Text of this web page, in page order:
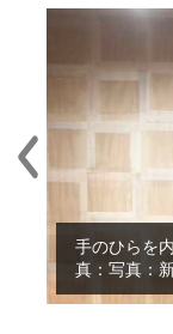
両手に水が
て、手のひ
り整骨院入
手のひらを
真：写真：